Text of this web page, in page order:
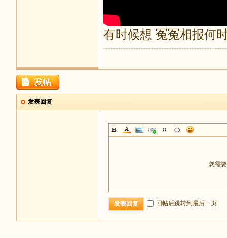
有时候想 冤冤相报何
发表回复
您需
发表回复 回帖后跳转到最后一页